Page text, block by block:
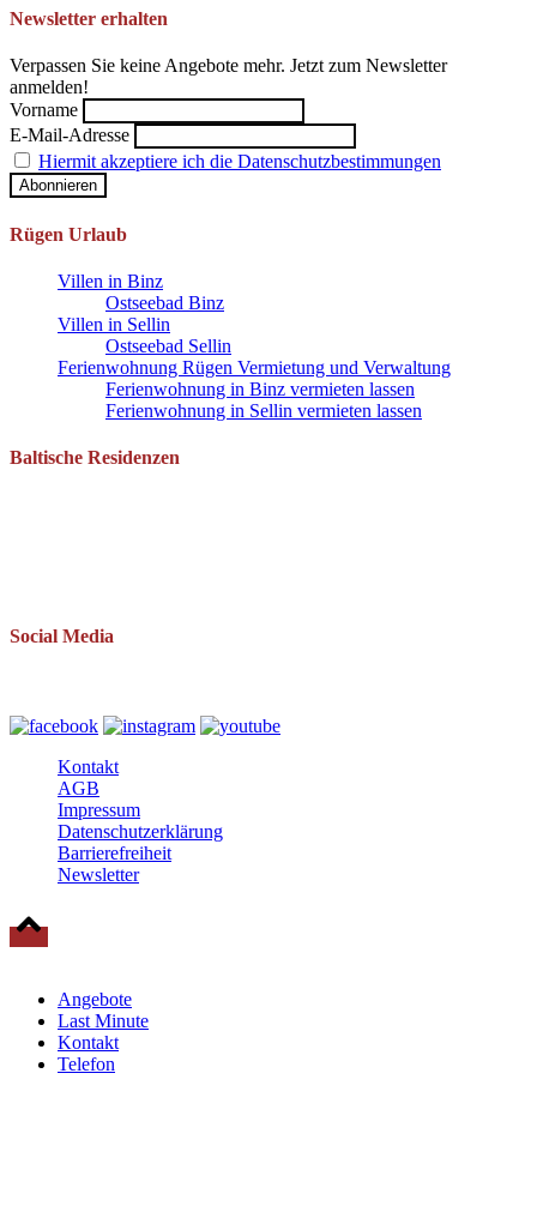
Newsletter erhalten
Verpassen Sie keine Angebote mehr. Jetzt zum Newsletter
anmelden!
Vorname
E-Mail-Adresse
Hiermit akzeptiere ich die Datenschutzbestimmungen
Rügen Urlaub
Villen in Binz
Ostseebad Binz
Villen in Sellin
Ostseebad Sellin
Ferienwohnung Rügen Vermietung und Verwaltung
Ferienwohnung in Binz vermieten lassen
Ferienwohnung in Sellin vermieten lassen
Baltische Residenzen
Social Media
Kontakt
AGB
Impressum
Datenschutzerklärung
Barrierefreiheit
Newsletter
Angebote
Last Minute
Kontakt
Telefon